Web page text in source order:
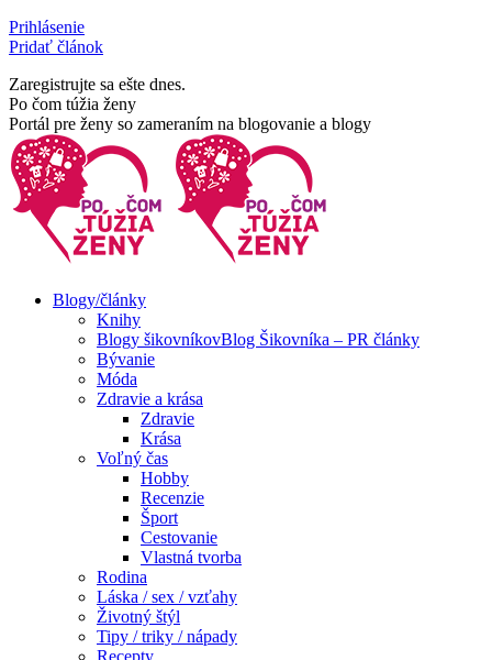
Skip
to
Prihlásenie
Pridať článok
Zaregistrujte sa ešte dnes.
Facebook
page
opens
in
new
window
Rss
page
opens
in
new
window
Po čom túžia ženy
Portál pre ženy so zameraním na blogovanie a blogy
Blogy/články
Knihy
Blogy šikovníkovBlog Šikovníka – PR články
Bývanie
Móda
Zdravie a krása
Zdravie
Krása
Voľný čas
Hobby
Recenzie
Šport
Cestovanie
Vlastná tvorba
Rodina
Láska / sex / vzťahy
Životný štýl
Tipy / triky / nápady
Recepty